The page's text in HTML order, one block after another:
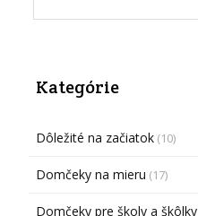
Kategórie
Dôležité na začiatok (10)
Domčeky na mieru (17)
Domčeky pre školy a škôlky